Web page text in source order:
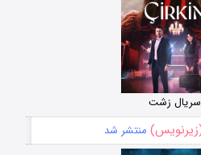
سریال زشت
منتشر شد